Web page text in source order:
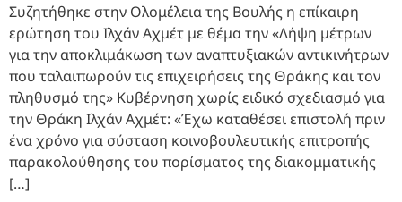
Συζητήθηκε στην Ολομέλεια της Βουλής η επίκαιρη
ερώτηση του Ιλχάν Αχμέτ με θέμα την «Λήψη μέτρων
για την αποκλιμάκωση των αναπτυξιακών αντικινήτρων
που ταλαιπωρούν τις επιχειρήσεις της Θράκης και τον
πληθυσμό της» Κυβέρνηση χωρίς ειδικό σχεδιασμό για
την Θράκη Ιλχάν Αχμέτ: «Έχω καταθέσει επιστολή πριν
ένα χρόνο για σύσταση κοινοβουλευτικής επιτροπής
παρακολούθησης του πορίσματος της διακομματικής
[…]